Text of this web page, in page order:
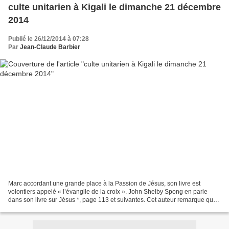
culte unitarien à Kigali le dimanche 21 décembre
2014
Publié le 26/12/2014 à 07:28
Par Jean-Claude Barbier
Marc accordant une grande place à la Passion de Jésus, son livre est
volontiers appelé « l’évangile de la croix ». John Shelby Spong en parle
dans son livre sur Jésus *, page 113 et suivantes. Cet auteur remarque que